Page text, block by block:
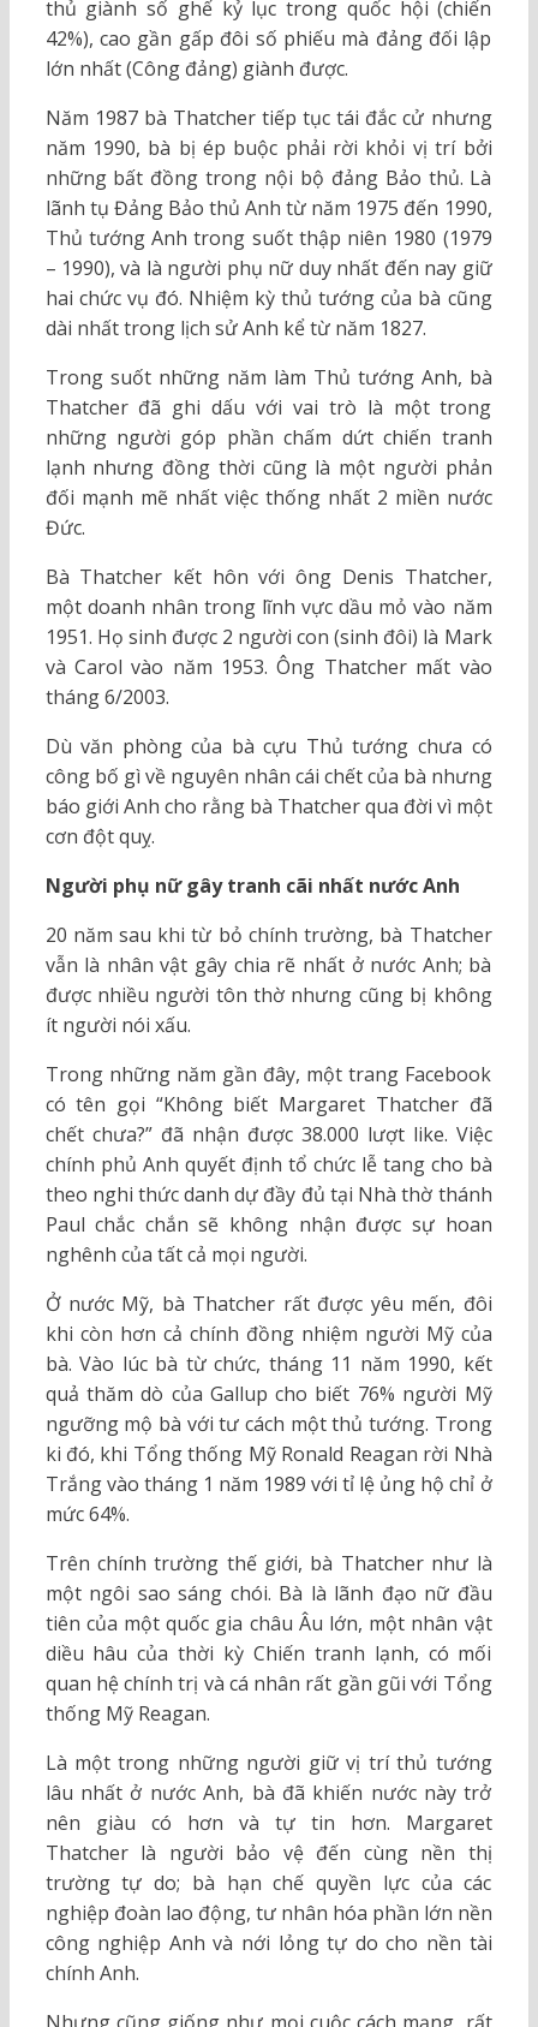
thủ giành số ghế kỷ lục trong quốc hội (chiến
42%), cao gần gấp đôi số phiếu mà đảng đối lập
lớn nhất (Công đảng) giành được.
Năm 1987 bà Thatcher tiếp tục tái đắc cử nhưng
năm 1990, bà bị ép buộc phải rời khỏi vị trí bởi
những bất đồng trong nội bộ đảng Bảo thủ. Là
lãnh tụ Đảng Bảo thủ Anh từ năm 1975 đến 1990,
Thủ tướng Anh trong suốt thập niên 1980 (1979
– 1990), và là người phụ nữ duy nhất đến nay giữ
hai chức vụ đó. Nhiệm kỳ thủ tướng của bà cũng
dài nhất trong lịch sử Anh kể từ năm 1827.
Trong suốt những năm làm Thủ tướng Anh, bà
Thatcher đã ghi dấu với vai trò là một trong
những người góp phần chấm dứt chiến tranh
lạnh nhưng đồng thời cũng là một người phản
đối mạnh mẽ nhất việc thống nhất 2 miền nước
Đức.
Bà Thatcher kết hôn với ông Denis Thatcher,
một doanh nhân trong lĩnh vực dầu mỏ vào năm
1951. Họ sinh được 2 người con (sinh đôi) là Mark
và Carol vào năm 1953. Ông Thatcher mất vào
tháng 6/2003.
Dù văn phòng của bà cựu Thủ tướng chưa có
công bố gì về nguyên nhân cái chết của bà nhưng
báo giới Anh cho rằng bà Thatcher qua đời vì một
cơn đột quỵ.
Người phụ nữ gây tranh cãi nhất nước Anh
20 năm sau khi từ bỏ chính trường, bà Thatcher
vẫn là nhân vật gây chia rẽ nhất ở nước Anh; bà
được nhiều người tôn thờ nhưng cũng bị không
ít người nói xấu.
Trong những năm gần đây, một trang Facebook
có tên gọi “Không biết Margaret Thatcher đã
chết chưa?” đã nhận được 38.000 lượt like. Việc
chính phủ Anh quyết định tổ chức lễ tang cho bà
theo nghi thức danh dự đầy đủ tại Nhà thờ thánh
Paul chắc chắn sẽ không nhận được sự hoan
nghênh của tất cả mọi người.
Ở nước Mỹ, bà Thatcher rất được yêu mến, đôi
khi còn hơn cả chính đồng nhiệm người Mỹ của
bà. Vào lúc bà từ chức, tháng 11 năm 1990, kết
quả thăm dò của Gallup cho biết 76% người Mỹ
ngưỡng mộ bà với tư cách một thủ tướng. Trong
ki đó, khi Tổng thống Mỹ Ronald Reagan rời Nhà
Trắng vào tháng 1 năm 1989 với tỉ lệ ủng hộ chỉ ở
mức 64%.
Trên chính trường thế giới, bà Thatcher như là
một ngôi sao sáng chói. Bà là lãnh đạo nữ đầu
tiên của một quốc gia châu Âu lớn, một nhân vật
diều hâu của thời kỳ Chiến tranh lạnh, có mối
quan hệ chính trị và cá nhân rất gần gũi với Tổng
thống Mỹ Reagan.
Là một trong những người giữ vị trí thủ tướng
lâu nhất ở nước Anh, bà đã khiến nước này trở
nên giàu có hơn và tự tin hơn. Margaret
Thatcher là người bảo vệ đến cùng nền thị
trường tự do; bà hạn chế quyền lực của các
nghiệp đoàn lao động, tư nhân hóa phần lớn nền
công nghiệp Anh và nới lỏng tự do cho nền tài
chính Anh.